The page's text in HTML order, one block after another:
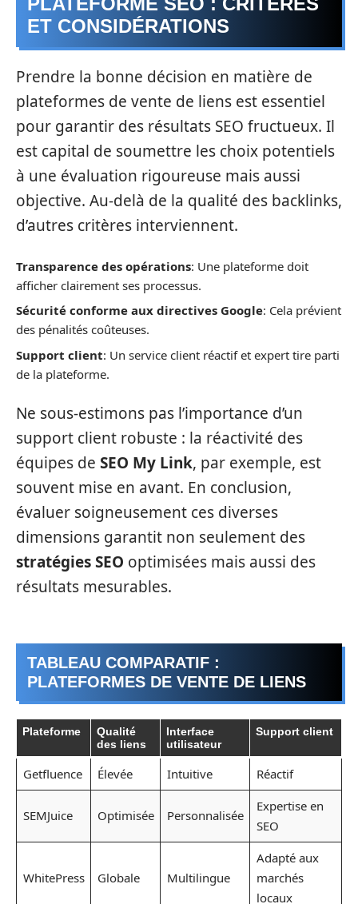
ET CONSIDÉRATIONS
Prendre la bonne décision en matière de
plateformes de vente de liens est essentiel
pour garantir des résultats SEO fructueux. Il
est capital de soumettre les choix potentiels
à une évaluation rigoureuse mais aussi
objective. Au-delà de la qualité des backlinks,
d’autres critères interviennent.
Transparence des opérations: Une plateforme doit
afficher clairement ses processus.
Sécurité conforme aux directives Google: Cela prévient
des pénalités coûteuses.
Support client: Un service client réactif et expert tire parti
de la plateforme.
Ne sous-estimons pas l’importance d’un
support client robuste : la réactivité des
équipes de SEO My Link, par exemple, est
souvent mise en avant. En conclusion,
évaluer soigneusement ces diverses
dimensions garantit non seulement des
stratégies SEO optimisées mais aussi des
résultats mesurables.
TABLEAU COMPARATIF :
PLATEFORMES DE VENTE DE LIENS
Plateforme
Qualité
des liens
Interface
utilisateur
Support client
Getfluence Élevée Intuitive Réactif
SEMJuice Optimisée Personnalisée
Expertise en
SEO
WhitePress Globale Multilingue
Adapté aux
marchés
locaux